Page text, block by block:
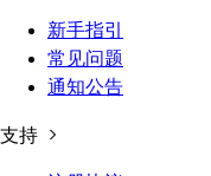
新手指引
常见问题
通知公告
支持